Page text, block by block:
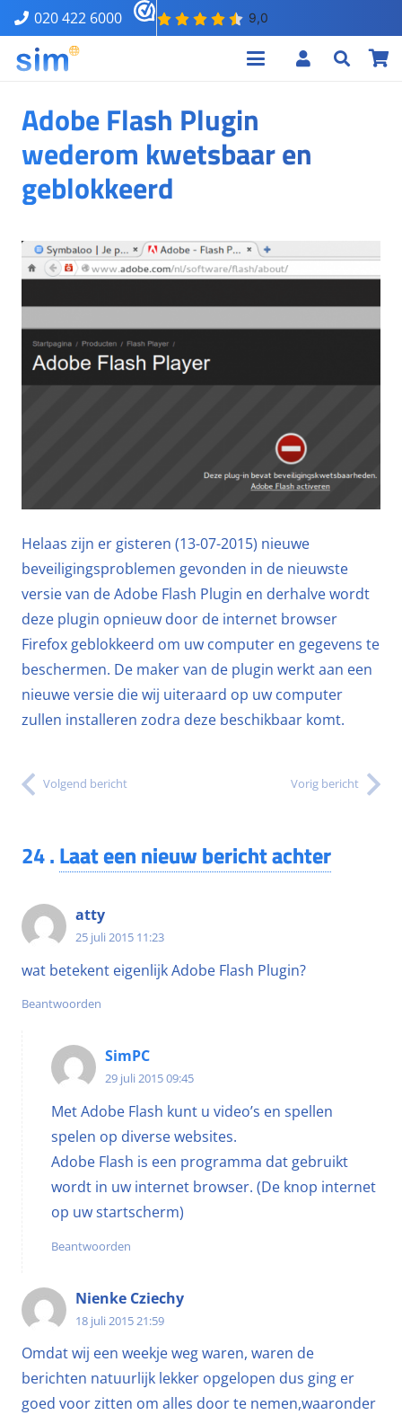
020 422 6000
Adobe Flash Plugin
wederom kwetsbaar en
geblokkeerd
Helaas zijn er gisteren (13-07-2015) nieuwe
beveiligingsproblemen gevonden in de nieuwste
versie van de Adobe Flash Plugin en derhalve wordt
deze plugin opnieuw door de internet browser
Firefox geblokkeerd om uw computer en gegevens te
beschermen. De maker van de plugin werkt aan een
nieuwe versie die wij uiteraard op uw computer
zullen installeren zodra deze beschikbaar komt.
Volgend bericht Vorig bericht
24.Laat een nieuw bericht achter
atty
25 juli 2015 11:23
wat betekent eigenlijk Adobe Flash Plugin?
Beantwoorden
SimPC
29 juli 2015 09:45
Met Adobe Flash kunt u video’s en spellen
spelen op diverse websites.
Adobe Flash is een programma dat gebruikt
wordt in uw internet browser. (De knop internet
op uw startscherm)
Beantwoorden
Nienke Cziechy
18 juli 2015 21:59
Omdat wij een weekje weg waren, waren de
berichten natuurlijk lekker opgelopen dus ging er
goed voor zitten om alles door te nemen,waaronder